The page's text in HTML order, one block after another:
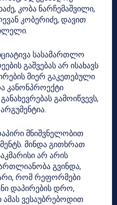
კობა ნარჩემაშვილი,
კობერიძე, დავით
სასამართლო
გაშვებას არ ისახავს
მიერ გაკეთებული
კანონპროექტი
გამოიწვევს,
მნიშვნელობით
მინდა გითხრათ
არ არის
გვინდა,
რომ რეფორმები
დაპირების დრო,
ვესაუბრებოდით